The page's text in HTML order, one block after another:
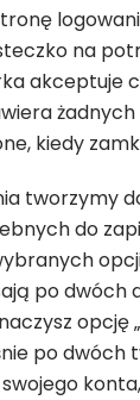
na
akceptuje
kiedy
tworzymy
do
po dwóch
opcję
po dwóch